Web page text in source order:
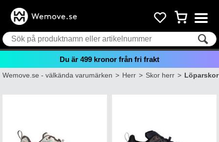
Du är 499 kronor från fri frakt
Wemove.se - välkända varumärken>Herr>Skor herr>Löparskor